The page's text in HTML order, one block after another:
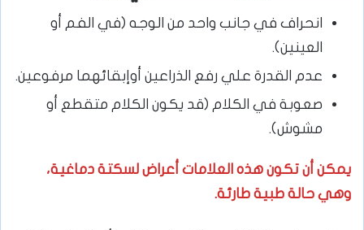
انحراف في جانب واحد من الوجه (في الفم أو
العينين).
عدم القدرة علي رفع الذراعين أوإبقائهما مرفوعين.
صعوبة في الكلام (قد يكون الكلام متقطع أو
مشوش).
يمكن أن تكون هذه العلامات أعراض لسكتة دماغية،
وهي حالة طبية طارئة.